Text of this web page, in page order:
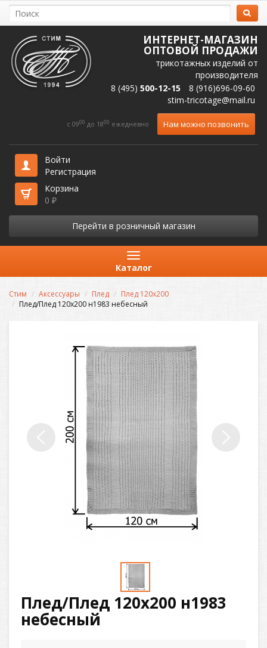
ИНТЕРНЕТ-МАГАЗИН
ОПТОВОЙ ПРОДАЖИ
трикотажных изделий от
производителя
8 (495) 500-12-15
8 (916)696-09-60
stim-tricotage@mail.ru
c 0900 до 1800 ежедневно Нам можно позвонить
Войти
Регистрация
Корзина
0 ₽
Перейти в розничный магазин
Каталог
Стим Аксессуары Плед
Плед 120х200
Плед/Плед 120х200 н1983 небесный
Плед/Плед 120х200 н1983
небесный